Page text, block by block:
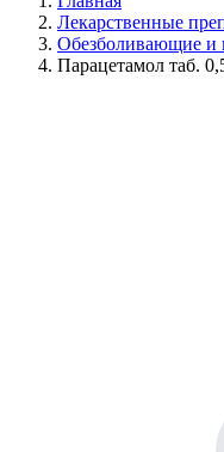
Лекарственные
Обезболивающие и
Парацетамол таб.